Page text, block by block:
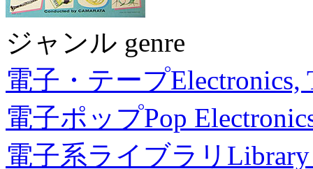
ジャンル genre
電子・テープElectronics,
電子ポップPop
電子系ライブラリ